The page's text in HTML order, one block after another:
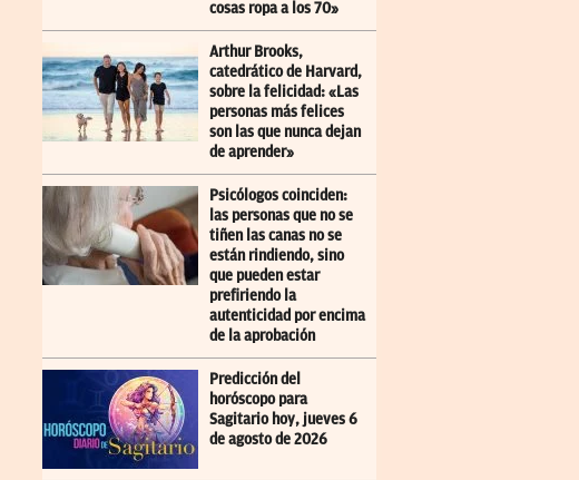
cosas ropa a los 70»
Arthur Brooks,
catedrático de Harvard,
sobre la felicidad: «Las
personas más felices
son las que nunca dejan
de aprender»
Psicólogos coinciden:
las personas que no se
tiñen las canas no se
están rindiendo, sino
que pueden estar
prefiriendo la
autenticidad por encima
de la aprobación
Predicción del
horóscopo para
Sagitario hoy, jueves 6
de agosto de 2026